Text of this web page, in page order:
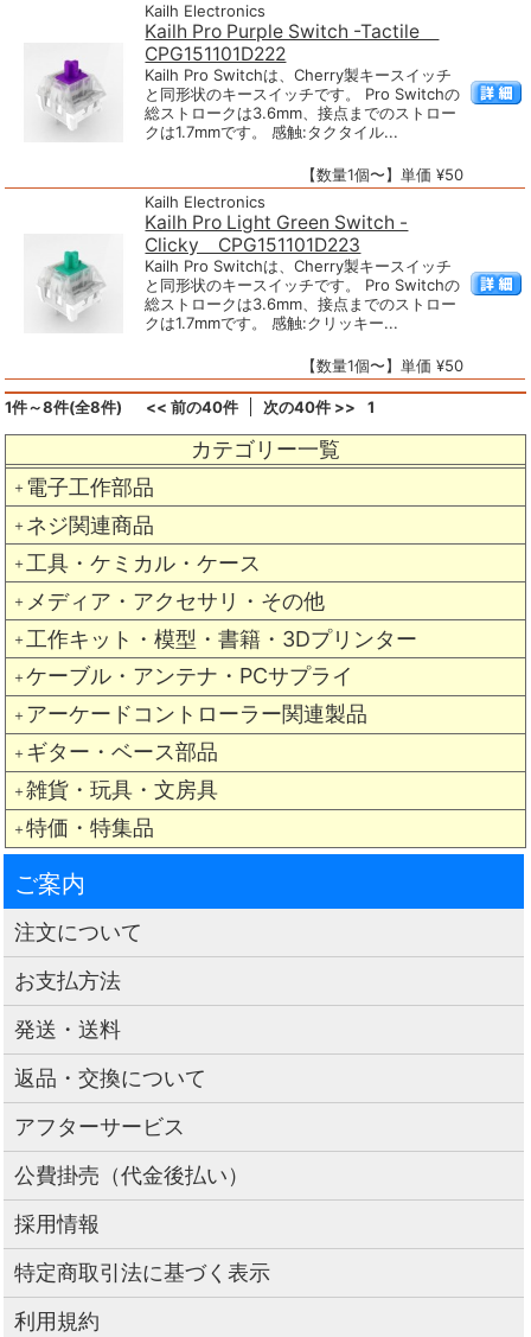
カテゴリー一覧
＋ 電子工作部品
＋ ネジ関連商品
＋ 工具・ケミカル・ケース
＋ メディア・アクセサリ・その他
＋ 工作キット・模型・書籍・3Dプリンター
＋ ケーブル・アンテナ・PCサプライ
＋ アーケードコントローラー関連製品
＋ ギター・ベース部品
＋ 雑貨・玩具・文房具
＋ 特価・特集品
Kailh Electronics
Kailh Pro Purple Switch -Tactile
CPG151101D222
Kailh Pro Switchは、Cherry製キースイッチ
と同形状のキースイッチです。 Pro Switchの
総ストロークは3.6mm、接点までのストロー
クは1.7mmです。 感触:タクタイル...
【数量1個〜】単価 ¥50
Kailh Electronics
Kailh Pro Light Green Switch -
Clicky CPG151101D223
Kailh Pro Switchは、Cherry製キースイッチ
と同形状のキースイッチです。 Pro Switchの
総ストロークは3.6mm、接点までのストロー
クは1.7mmです。 感触:クリッキー...
【数量1個〜】単価 ¥50
1件～8件(全8件) << 前の40件 次の40件 >> 1
ご案内
注文について
お支払方法
発送・送料
返品・交換について
アフターサービス
公費掛売（代金後払い）
採用情報
特定商取引法に基づく表示
利用規約